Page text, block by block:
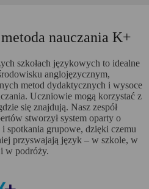
nauczania K+
szkołach językowych to idealne
anglojęzycznym,
metod dydaktycznych i wysoce
Uczniowie mogą korzystać z
się znajdują. Nasz zespół
stworzył system oparty o
spotkania grupowe, dzięki czemu
przyswajają język – w szkole, w
w podróży.